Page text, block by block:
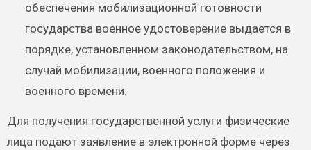
обеспечения мобилизационной готовности
государства военное удостоверение выдается в
порядке, установленном законодательством, на
случай мобилизации, военного положения и
военного времени.
Для получения государственной услуги физические
лица подают заявление в электронной форме через